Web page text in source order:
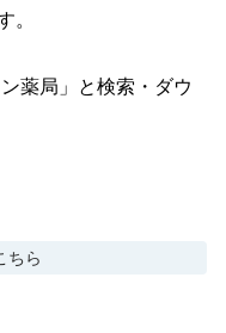
薬局」と検索・ダウ
ちら